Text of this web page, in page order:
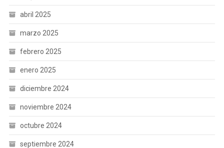
abril 2025
marzo 2025
febrero 2025
enero 2025
diciembre 2024
noviembre 2024
octubre 2024
septiembre 2024